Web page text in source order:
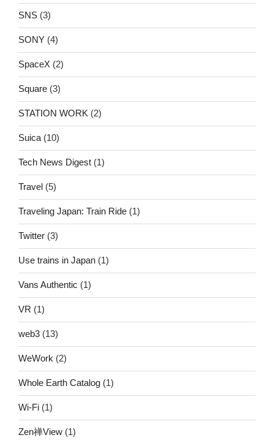
SNS (3)
SONY (4)
SpaceX (2)
Square (3)
STATION WORK (2)
Suica (10)
Tech News Digest (1)
Travel (5)
Traveling Japan: Train Ride (1)
Twitter (3)
Use trains in Japan (1)
Vans Authentic (1)
VR (1)
web3 (13)
WeWork (2)
Whole Earth Catalog (1)
Wi-Fi (1)
Zen禅View (1)